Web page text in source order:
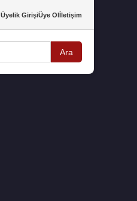
Üyelik GirişiÜye Olİletişim
Ara